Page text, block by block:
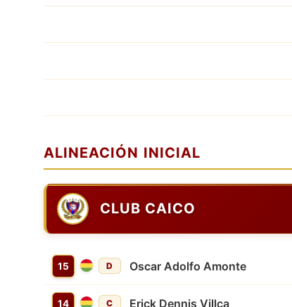
ALINEACIÓN INICIAL
CLUB CAICO
15 D Oscar Adolfo Amonte
14 C Erick Dennis Villca